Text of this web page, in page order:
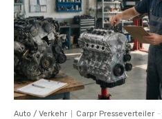
Auto / Verkehr Carpr Presseverteiler -